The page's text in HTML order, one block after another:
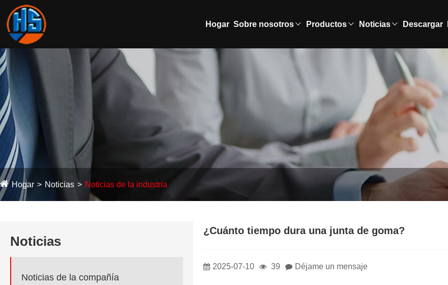
Hogar Sobre nosotros Productos Noticias Descargar
Hogar Noticias Noticias de la industria
Noticias
Noticias de la compañía
¿Cuánto tiempo dura una junta de goma?
2025-07-10 39 Déjame un mensaje